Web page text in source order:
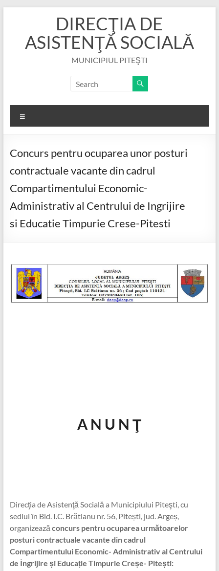
DIRECŢIA DE
ASISTENŢĂ SOCIALĂ
MUNICIPIUL PITEŞTI
Concurs pentru ocuparea unor posturi
contractuale vacante din cadrul
Compartimentului Economic-
Administrativ al Centrului de Ingrijire
si Educatie Timpurie Crese-Pitesti
A N U N Ţ
Direcţia de Asistenţă Socială a Municipiului Piteşti, cu
sediul în Bld. I.C. Brătianu nr. 56, Pitești, jud. Argeș,
organizează concurs pentru ocuparea următoarelor
posturi contractuale vacante din cadrul
Compartimentului Economic- Administrativ al Centrului
de Îngrijire și Educație Timpurie Creșe- Pitești: